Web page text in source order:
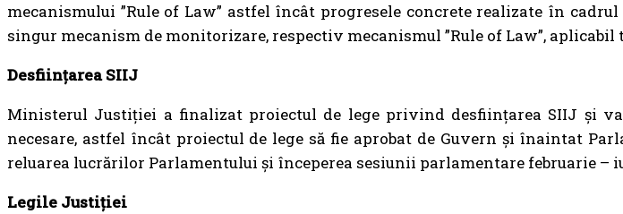
mecanismului ”Rule of Law” astfel încât progresele concrete realizate în
singur mecanism de monitorizare, respectiv mecanismul ”Rule of Law”,
Desființarea SIIJ
Ministerul Justiției a finalizat proiectul de lege privind desființarea SIIJ și
necesare, astfel încât proiectul de lege să fie aprobat de Guvern și înaintat
reluarea lucrărilor Parlamentului și începerea sesiunii parlamentare februarie –
Legile Justiției